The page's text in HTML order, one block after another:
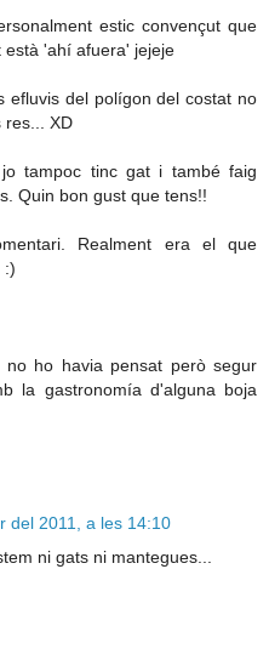
estic convençut que
està 'ahí afuera' jejeje
efluvis del polígon del costat no
res... XD
tampoc tinc gat i també faig
Quin bon gust que tens!!
Realment era el que
:)
no ho havia pensat però segur
la gastronomía d'alguna boja
del 2011, a les 14:10
ni gats ni mantegues...